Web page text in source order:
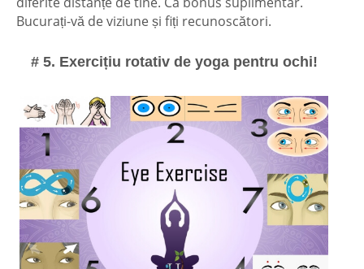
Bucurați-vă de viziune și fiți recunoscători.
# 5. Exercițiu rotativ de yoga pentru ochi!